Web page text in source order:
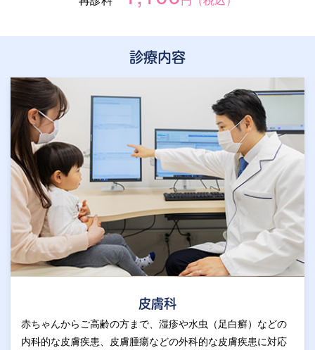
診療内容
皮膚科
赤ちゃんからご高齢の方まで、湿疹や水虫（足白癬）などの
内科的な皮膚疾患、皮膚腫瘍などの外科的な皮膚疾患に対応